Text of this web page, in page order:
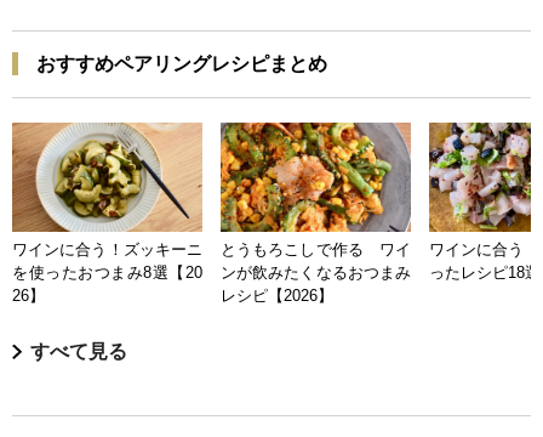
おすすめペアリングレシピまとめ
ワインに合う！ズッキーニ
を使ったおつまみ8選【20
26】
とうもろこしで作る ワイ
ンが飲みたくなるおつまみ
レシピ【2026】
ワインに合う
ったレシピ18
すべて見る